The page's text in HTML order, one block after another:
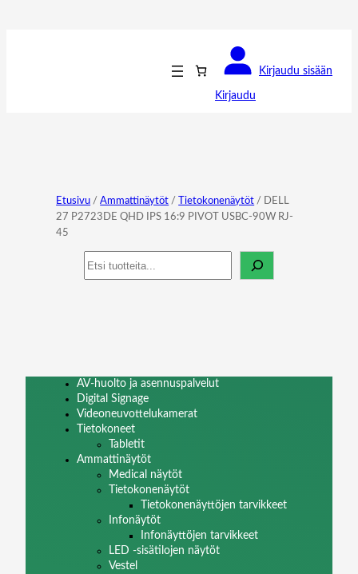
Kirjaudu
Kirjaudu sisään
Etusivu /Ammattinäytöt / Tietokonenäytöt / DELL
27 P2723DE QHD IPS 16:9 PIVOT USBC-90W RJ-
45
Haku
AV-huolto ja asennuspalvelut
Digital Signage
Videoneuvottelukamerat
Tietokoneet
Tabletit
Ammattinäytöt
Medical näytöt
Tietokonenäytöt
Tietokonenäyttöjen tarvikkeet
Infonäytöt
Infonäyttöjen tarvikkeet
LED -sisätilojen näytöt
Vestel